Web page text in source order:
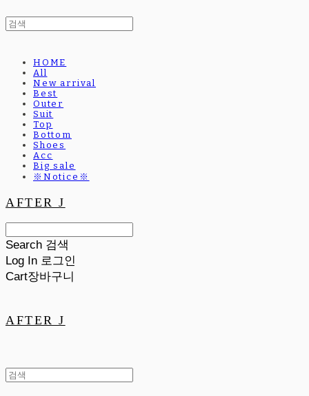
HOME
All
New arrival
Best
Outer
Suit
Top
Bottom
Shoes
Acc
Big sale
※Notice※
AFTER J
Search 검색
Log In 로그인
Cart장바구니
AFTER J